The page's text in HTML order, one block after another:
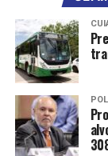
de Cuiabá,
segurança e
ocorrência,
para o
responsáveis
secretário de
César Roveri.